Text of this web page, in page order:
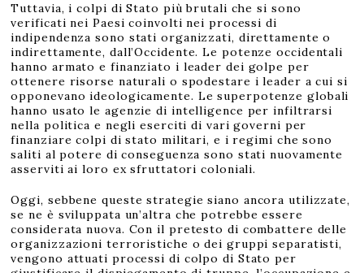
Tuttavia, i colpi di Stato più brutali che si sono
verificati nei Paesi coinvolti nei processi di
indipendenza sono stati organizzati, direttamente o
indirettamente, dall’Occidente. Le potenze occidentali
hanno armato e finanziato i leader dei golpe per
ottenere risorse naturali o spodestare i leader a cui si
opponevano ideologicamente. Le superpotenze globali
hanno usato le agenzie di intelligence per infiltrarsi
nella politica e negli eserciti di vari governi per
finanziare colpi di stato militari, e i regimi che sono
saliti al potere di conseguenza sono stati nuovamente
asserviti ai loro ex sfruttatori coloniali.
Oggi, sebbene queste strategie siano ancora utilizzate,
se ne è sviluppata un’altra che potrebbe essere
considerata nuova. Con il pretesto di combattere delle
organizzazioni terroristiche o dei gruppi separatisti,
vengono attuati processi di colpo di Stato per